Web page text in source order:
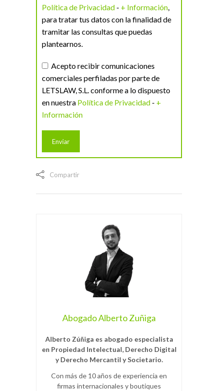
Política de Privacidad - + Información,
para tratar tus datos con la finalidad de
tramitar las consultas que puedas
plantearnos.
Acepto recibir comunicaciones
comerciales perfiladas por parte de
LETSLAW, S.L. conforme a lo dispuesto
en nuestra Política de Privacidad - +
Información
Compartir
Abogado Alberto Zuñiga
Alberto Zúñiga es abogado especialista
en Propiedad Intelectual, Derecho Digital
y Derecho Mercantil y Societario.
Con más de 10 años de experiencia en
firmas internacionales y boutiques